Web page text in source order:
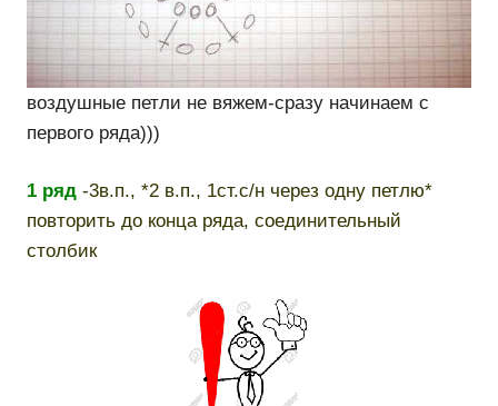
воздушные петли не вяжем-сразу начинаем с
первого ряда)))
1 ряд -3в.п., *2 в.п., 1ст.с/н через одну петлю*
повторить до конца ряда, соединительный
столбик